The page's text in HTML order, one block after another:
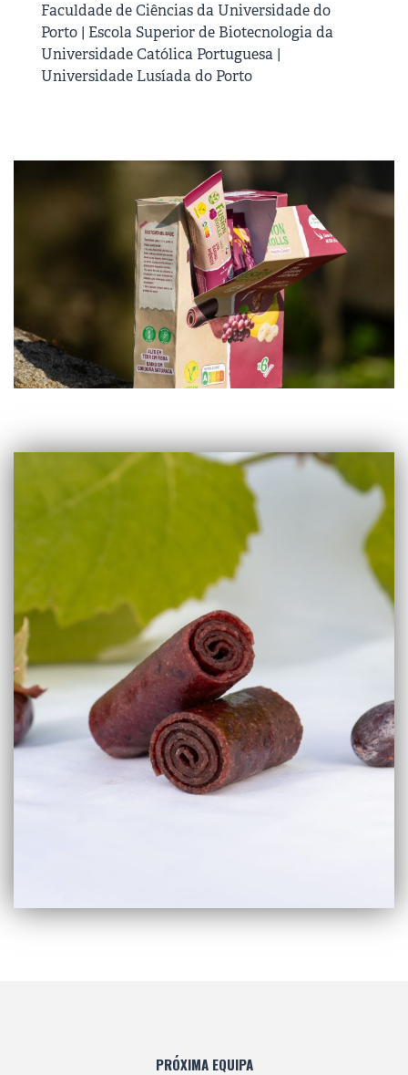
Faculdade de Ciências da Universidade do
Porto | Escola Superior de Biotecnologia da
Universidade Católica Portuguesa |
Universidade Lusíada do Porto
PRÓXIMA EQUIPA